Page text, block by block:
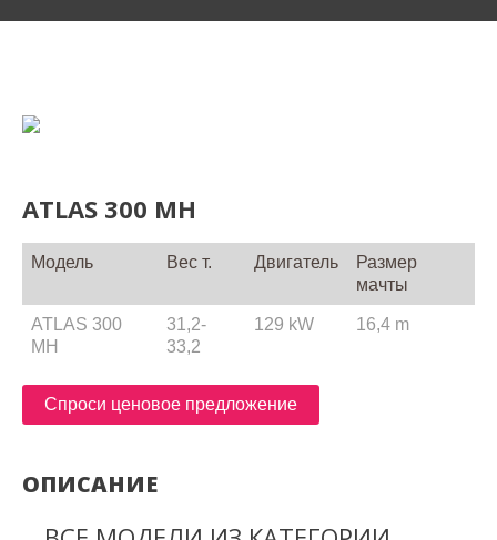
ATLAS 300 MH
Модель Вес т. Двигатель
Размер
мачты
ATLAS 300
MH
31,2-
33,2
129 kW 16,4 m
Спроси ценовое предложение
ОПИСАНИЕ